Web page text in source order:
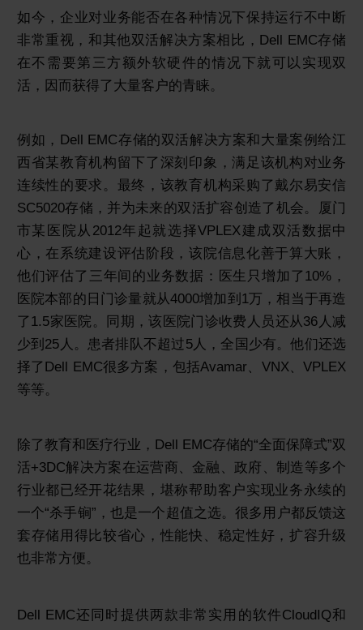
如今，企业对业务能否在各种情况下保持运行不中断
非常重视，和其他双活解决方案相比，Dell EMC存储
在不需要第三方额外软硬件的情况下就可以实现双
活，因而获得了大量客户的青睐。
例如，Dell EMC存储的双活解决方案和大量案例给江
西省某教育机构留下了深刻印象，满足该机构对业务
连续性的要求。最终，该教育机构采购了戴尔易安信
SC5020存储，并为未来的双活扩容创造了机会。厦门
市某医院从2012年起就选择VPLEX建成双活数据中
心，在系统建设评估阶段，该院信息化善于算大账，
他们评估了三年间的业务数据：医生只增加了10%，
医院本部的日门诊量就从4000增加到1万，相当于再造
了1.5家医院。同期，该医院门诊收费人员还从36人减
少到25人。患者排队不超过5人，全国少有。他们还选
择了Dell EMC很多方案，包括Avamar、VNX、VPLEX
等等。
除了教育和医疗行业，Dell EMC存储的“全面保障式”双
活+3DC解决方案在运营商、金融、政府、制造等多个
行业都已经开花结果，堪称帮助客户实现业务永续的
一个“杀手锏”，也是一个超值之选。很多用户都反馈这
套存储用得比较省心，性能快、稳定性好，扩容升级
也非常方便。
Dell EMC还同时提供两款非常实用的软件CloudIQ和